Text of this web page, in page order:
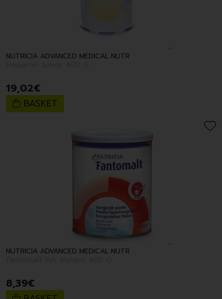
NUTRICIA ADVANCED MEDICAL NUTR
19,02€
BASKET
NUTRICIA ADVANCED MEDICAL NUTR
8,39€